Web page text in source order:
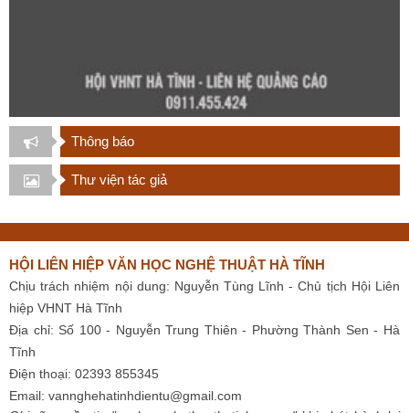
Thông báo
Thư viện tác giả
HỘI LIÊN HIỆP VĂN HỌC NGHỆ THUẬT HÀ TĨNH
Chịu trách nhiệm nội dung: Nguyễn Tùng Lĩnh - Chủ tịch Hội Liên
hiệp VHNT Hà Tĩnh
Địa chỉ: Số 100 - Nguyễn Trung Thiên - Phường Thành Sen - Hà
Tĩnh
Điện thoại: 02393 855345
Email: vannghehatinhdientu@gmail.com